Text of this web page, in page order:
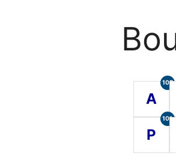
A
105
P
101